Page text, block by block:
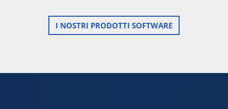
I NOSTRI PRODOTTI SOFTWARE